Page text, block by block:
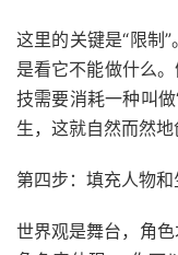
这里的关键是“限制
是看它不能做什么
技需要消耗一种叫
生，这就自然而然地
第四步：填充人物
世界观是舞台，角